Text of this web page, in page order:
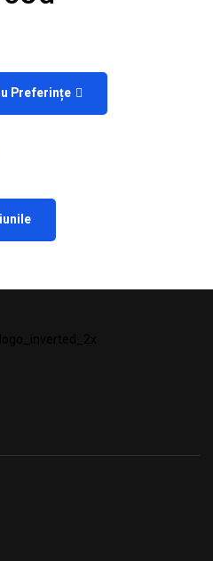
Preferințe